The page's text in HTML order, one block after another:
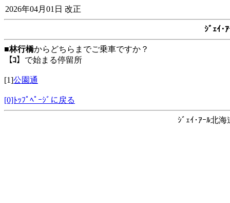
2026年04月01日 改正
ｼﾞｪｲ･
■林行橋からどちらまでご乗車ですか？
【ｺ】 で始まる停留所
[1]公園通
[0]ﾄｯﾌﾟﾍﾟｰｼﾞに戻る
ｼﾞｪｲ･ｱｰﾙ北